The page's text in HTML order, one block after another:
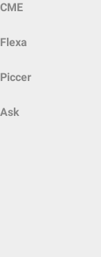
CME
Flexa
Piccer
Ask